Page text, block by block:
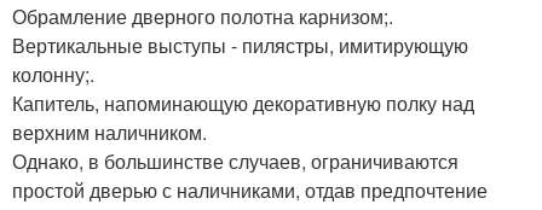
Обрамление дверного полотна карнизом;.
Вертикальные выступы - пилястры, имитирующую
колонну;.
Капитель, напоминающую декоративную полку над
верхним наличником.
Однако, в большинстве случаев, ограничиваются
простой дверью с наличниками, отдав предпочтение